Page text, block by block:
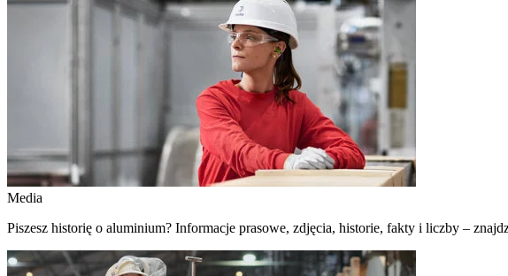
Media
Piszesz historię o aluminium? Informacje prasowe, zdjęcia, historie, fakty i liczby –